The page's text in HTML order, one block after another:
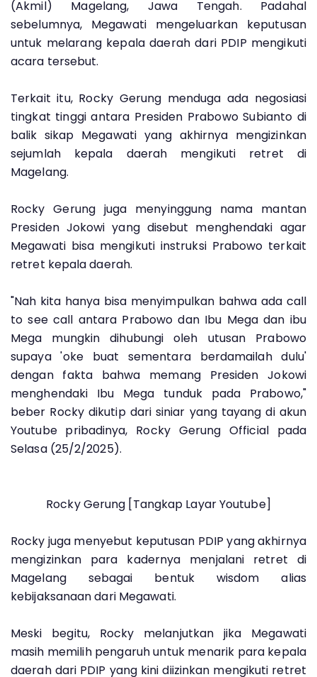
(Akmil) Magelang, Jawa Tengah. Padahal
sebelumnya, Megawati mengeluarkan keputusan
untuk melarang kepala daerah dari PDIP mengikuti
acara tersebut.
Terkait itu, Rocky Gerung menduga ada negosiasi
tingkat tinggi antara Presiden Prabowo Subianto di
balik sikap Megawati yang akhirnya mengizinkan
sejumlah kepala daerah mengikuti retret di
Magelang.
Rocky Gerung juga menyinggung nama mantan
Presiden Jokowi yang disebut menghendaki agar
Megawati bisa mengikuti instruksi Prabowo terkait
retret kepala daerah.
"Nah kita hanya bisa menyimpulkan bahwa ada call
to see call antara Prabowo dan Ibu Mega dan ibu
Mega mungkin dihubungi oleh utusan Prabowo
supaya 'oke buat sementara berdamailah dulu'
dengan fakta bahwa memang Presiden Jokowi
menghendaki Ibu Mega tunduk pada Prabowo,"
beber Rocky dikutip dari siniar yang tayang di akun
Youtube pribadinya, Rocky Gerung Official pada
Selasa (25/2/2025).
Rocky Gerung [Tangkap Layar Youtube]
Rocky juga menyebut keputusan PDIP yang akhirnya
mengizinkan para kadernya menjalani retret di
Magelang sebagai bentuk wisdom alias
kebijaksanaan dari Megawati.
Meski begitu, Rocky melanjutkan jika Megawati
masih memilih pengaruh untuk menarik para kepala
daerah dari PDIP yang kini diizinkan mengikuti retret